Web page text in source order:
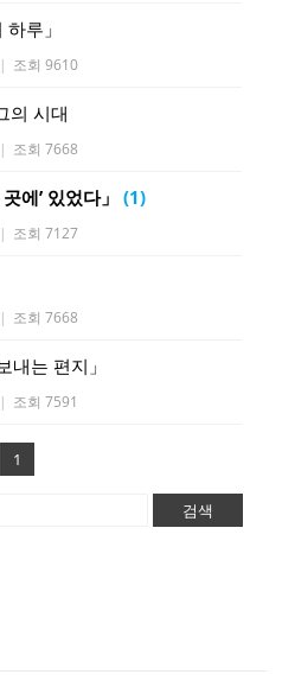
루」
| 조회 9610
의 시대
| 조회 7668
에’ 있었다」(1)
| 조회 7127
| 조회 7668
는 편지」
| 조회 7591
1
검색